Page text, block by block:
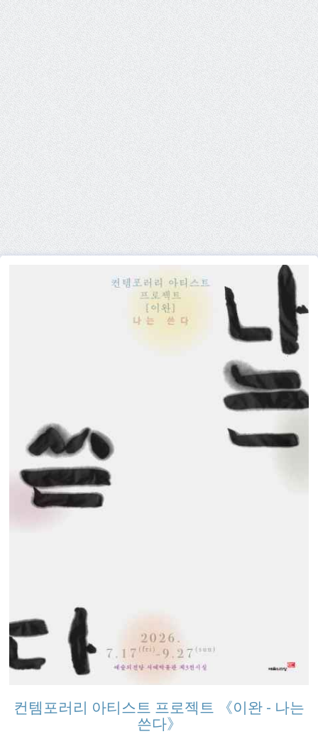
컨템포러리 아티스트 프로젝트 《이완 - 나는
쓴다》